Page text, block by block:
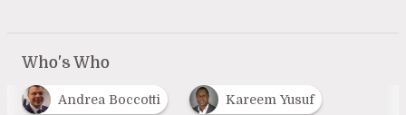
Who's Who
Andrea Boccotti Kareem Yusuf